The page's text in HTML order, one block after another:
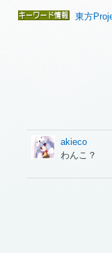
東方
akieco
わんこ？